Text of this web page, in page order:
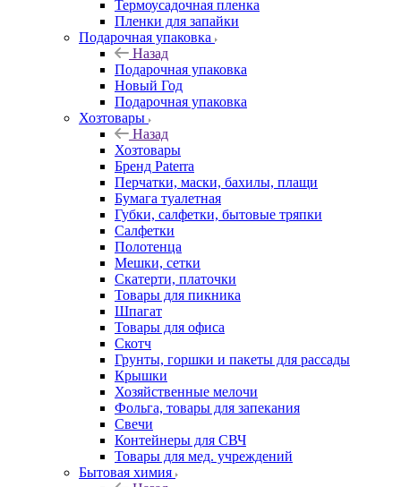
Термоусадочная пленка
Пленки для запайки
Подарочная упаковка
Назад
Подарочная упаковка
Новый Год
Подарочная упаковка
Хозтовары
Назад
Хозтовары
Бренд Paterra
Перчатки, маски, бахилы, плащи
Бумага туалетная
Губки, салфетки, бытовые тряпки
Салфетки
Полотенца
Мешки, сетки
Скатерти, платочки
Товары для пикника
Шпагат
Товары для офиса
Скотч
Грунты, горшки и пакеты для рассады
Крышки
Хозяйственные мелочи
Фольга, товары для запекания
Свечи
Контейнеры для СВЧ
Товары для мед. учреждений
Бытовая химия